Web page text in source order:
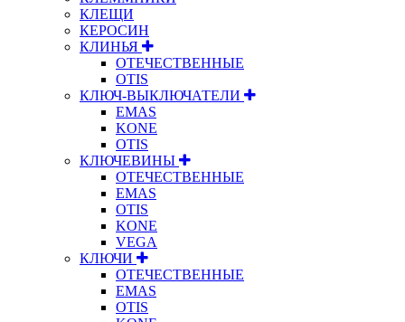
КЛЕЩИ
КЕРОСИН
КЛИНЬЯ
ОТЕЧЕСТВЕННЫЕ
OTIS
КЛЮЧ-ВЫКЛЮЧАТЕЛИ
EMAS
KONE
OTIS
КЛЮЧЕВИНЫ
ОТЕЧЕСТВЕННЫЕ
EMAS
OTIS
KONE
VEGA
КЛЮЧИ
ОТЕЧЕСТВЕННЫЕ
EMAS
OTIS